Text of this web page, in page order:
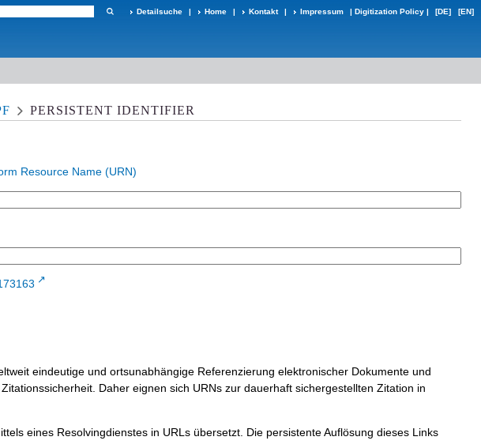
Detailsuche | Home | Kontakt | Impressum | Digitization Policy | [DE] [EN]
PERSISTENT IDENTIFIER
Resource Name (URN)
eindeutige und ortsunabhängige Referenzierung elektronischer Dokumente und
Zitationssicherheit. Daher eignen sich URNs zur dauerhaft sichergestellten Zitation in
eines Resolvingdienstes in URLs übersetzt. Die persistente Auflösung dieses Links